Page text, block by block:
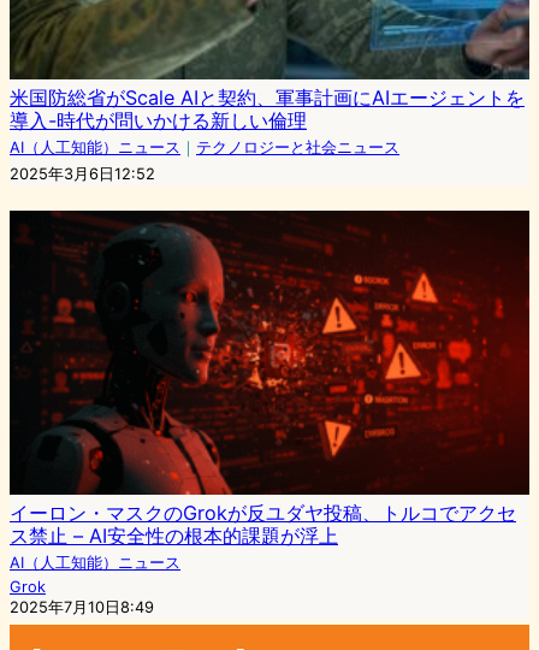
米国防総省がScale AIと契約、軍事計画にAIエージェントを
導入-時代が問いかける新しい倫理
AI（人工知能）ニュース ｜ テクノロジーと社会ニュース
2025年3月6日12:52
イーロン・マスクのGrokが反ユダヤ投稿、トルコでアクセ
ス禁止 – AI安全性の根本的課題が浮上
AI（人工知能）ニュース
Grok
2025年7月10日8:49